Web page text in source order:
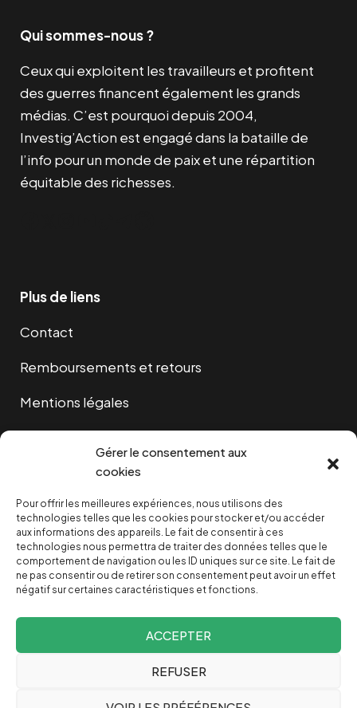
Gérer le consentement aux
cookies
Pour offrir les meilleures expériences, nous utilisons des
technologies telles que les cookies pour stocker et/ou accéder
aux informations des appareils. Le fait de consentir à ces
technologies nous permettra de traiter des données telles que le
comportement de navigation ou les ID uniques sur ce site. Le fait de
ne pas consentir ou de retirer son consentement peut avoir un effet
négatif sur certaines caractéristiques et fonctions.
ACCEPTER
REFUSER
Qui sommes-nous ?
Ceux qui exploitent les travailleurs et profitent
des guerres financent également les grands
médias. C’est pourquoi depuis 2004,
Investig’Action est engagé dans la bataille de
l’info pour un monde de paix et une répartition
équitable des richesses.
Plus de liens
Contact
Remboursements et retours
Mentions légales
NOUS SOUTENIR
NOTRE NEWSLETTER